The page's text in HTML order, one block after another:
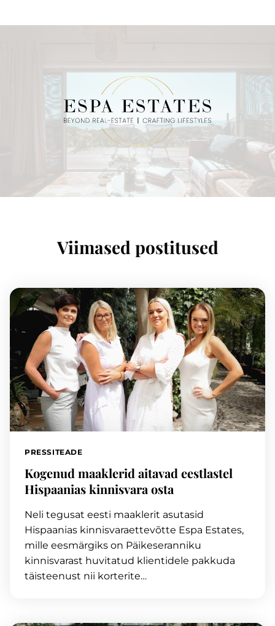
Viimased postitused
PRESSITEADE
Kogenud maaklerid aitavad eestlastel
Hispaanias kinnisvara osta
Neli tegusat eesti maaklerit asutasid
Hispaanias kinnisvaraettevõtte Espa Estates,
mille eesmärgiks on Päikeseranniku
kinnisvarast huvitatud klientidele pakkuda
täisteenust nii korterite…